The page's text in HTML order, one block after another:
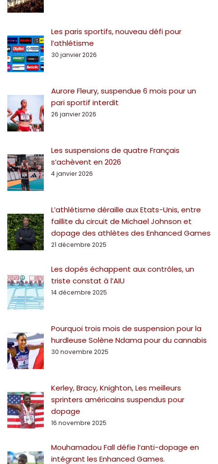
Les paris sportifs, nouveau défi pour
l’athlétisme
30 janvier 2026
Aurore Fleury, suspendue 6 mois pour un
pari sportif interdit
26 janvier 2026
Les suspensions de quatre Français
s’achèvent en 2026
4 janvier 2026
L’athlétisme déraille aux Etats-Unis, entre
faillite du circuit de Michael Johnson et
dopage des athlètes des Enhanced Games
21 décembre 2025
Les dopés échappent aux contrôles, un
triste constat à l’AIU
14 décembre 2025
Pourquoi trois mois de suspension pour la
hurdleuse Solène Ndama pour du cannabis
30 novembre 2025
Kerley, Bracy, Knighton, Les meilleurs
sprinters américains suspendus pour
dopage
16 novembre 2025
Mouhamadou Fall défie l’anti-dopage en
intégrant les Enhanced Games.